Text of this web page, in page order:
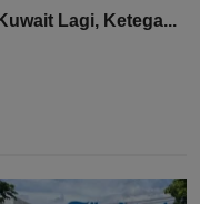
Lagi, Ketega...